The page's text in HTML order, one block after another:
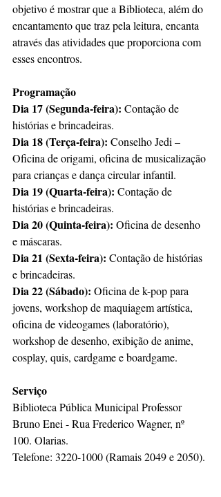
objetivo é mostrar que a Biblioteca, além do
encantamento que traz pela leitura, encanta
através das atividades que proporciona com
esses encontros.
Programação
Dia 17 (Segunda-feira): Contação de
histórias e brincadeiras.
Dia 18 (Terça-feira): Conselho Jedi –
Oficina de origami, oficina de musicalização
para crianças e dança circular infantil.
Dia 19 (Quarta-feira): Contação de
histórias e brincadeiras.
Dia 20 (Quinta-feira): Oficina de desenho
e máscaras.
Dia 21 (Sexta-feira): Contação de histórias
e brincadeiras.
Dia 22 (Sábado): Oficina de k-pop para
jovens, workshop de maquiagem artística,
oficina de videogames (laboratório),
workshop de desenho, exibição de anime,
cosplay, quis, cardgame e boardgame.
Serviço
Biblioteca Pública Municipal Professor
Bruno Enei - Rua Frederico Wagner, nº
100. Olarias.
Telefone: 3220-1000 (Ramais 2049 e 2050).